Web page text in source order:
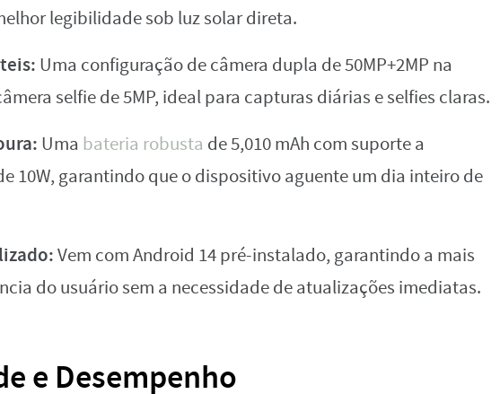
legibilidade sob luz solar direta.
Uma configuração de câmera dupla de 50MP+2MP na
selfie de 5MP, ideal para capturas diárias e selfies claras.
Uma bateria robusta de 5,010 mAh com suporte a
10W, garantindo que o dispositivo aguente um dia inteiro de
Vem com Android 14 pré-instalado, garantindo a mais
do usuário sem a necessidade de atualizações imediatas.
e Desempenho